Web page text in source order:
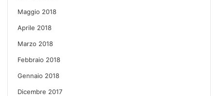
Maggio 2018
Aprile 2018
Marzo 2018
Febbraio 2018
Gennaio 2018
Dicembre 2017